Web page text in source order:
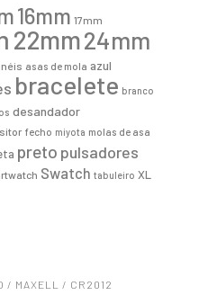
16mm 17mm
22mm24mm
asas de mola azul
bracelete branco
desandador
fecho miyota molas de asa
preto pulsadores
Swatch tabuleiro XL
/ MAXELL / CR2012